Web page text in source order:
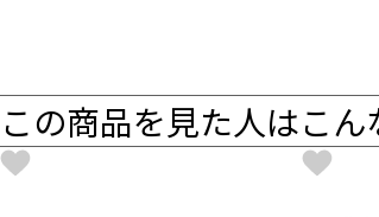
この商品を見た人はこ